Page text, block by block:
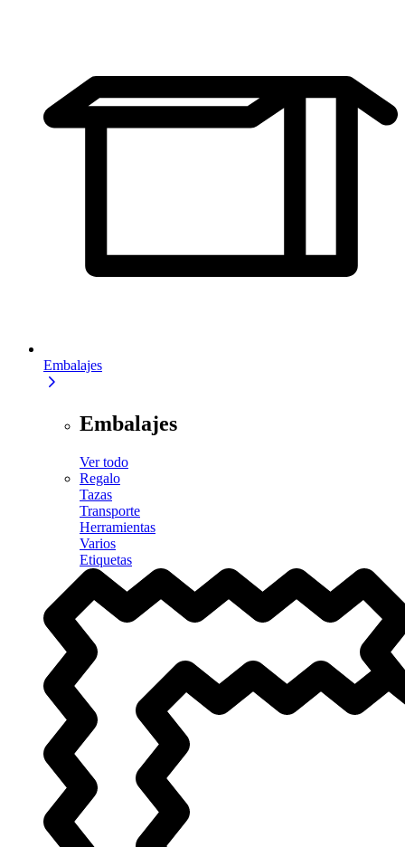
Embalajes
Embalajes
Ver todo
Regalo
Tazas
Transporte
Herramientas
Varios
Etiquetas